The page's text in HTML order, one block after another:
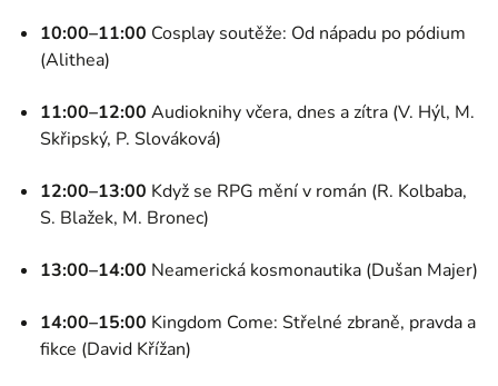
10:00–11:00 Cosplay soutěže: Od nápadu po pódium
(Alithea)
11:00–12:00 Audioknihy včera, dnes a zítra (V. Hýl, M.
Skřipský, P. Slováková)
12:00–13:00 Když se RPG mění v román (R. Kolbaba,
S. Blažek, M. Bronec)
13:00–14:00 Neamerická kosmonautika (Dušan Majer)
14:00–15:00 Kingdom Come: Střelné zbraně, pravda a
fikce (David Křížan)